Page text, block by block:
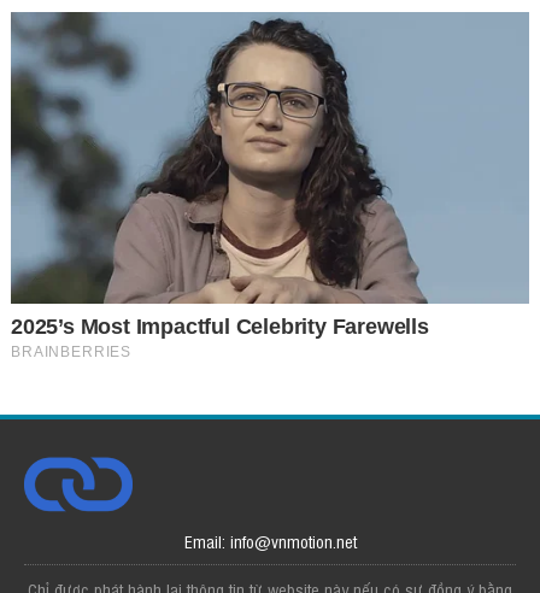
Email: info@vnmotion.net
Chỉ được phát hành lại thông tin từ website này nếu có sự đồng ý bằng